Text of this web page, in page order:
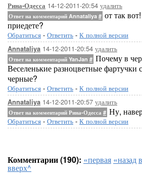
Рина-Одесса 14-12-2011-20:54 удалить
Ответ на комментарий Annataliya # от так
приедете?
Обратиться - Ответить - К полной версии
Annataliya 14-12-2011-20:54 удалить
Ответ на комментарий YanJan # Почему в
Веселенькие разноцветные
черные?
Обратиться - Ответить - К полной версии
Annataliya 14-12-2011-20:57 удалить
Ответ на комментарий Рина-Одесса # Ну,
Обратиться - Ответить - К полной версии
Комментарии (190): «первая «назад
вверх^